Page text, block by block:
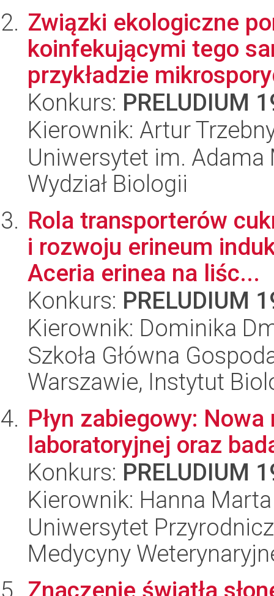
Związki ekologiczne
koinfekującymi tego
przykładzie
Konkurs: PRELUDIUM
Kierownik: Artur
Uniwersytet im.
Wydział Biologii
Rola transporterów
i rozwoju erineum
Aceria erinea na liśc...
Konkurs: PRELUDIUM
Kierownik: Dominika
Szkoła Główna
Warszawie, Instytut
Płyn zabiegowy:
laboratoryjnej oraz
Konkurs: PRELUDIUM
Kierownik: Hanna
Uniwersytet
Medycyny
Znaczenie światła